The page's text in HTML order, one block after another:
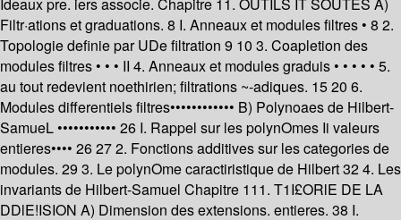
Ideaux pre. iers associe. Chapitre 11. OUTILS IT SOUTES A)
Filtr·ations et graduations. 8 I. Anneaux et modules filtres • 8 2.
Topologie definie par UDe filtration 9 10 3. Coapletion des
modules filtres • • • II 4. Anneaux et modules graduis • • • • • 5.
au tout redevient noethirien; filtrations ~-adiques. 15 20 6.
Modules differentiels filtres•••••••••••• B) Polynoaes de Hilbert-
SamueL ••••••••••• 26 I. Rappel sur les polynOmes Ii valeurs
entieres•••• 26 27 2. Fonctions additives sur les categories de
modules. 29 3. Le polynOme caractiristique de Hilbert 32 4. Les
invariants de Hilbert-Samuel Chapitre 111. T1I£ORlE DE LA
DDlE!ISION A) Dimension des extensions. entieres. 38 I.